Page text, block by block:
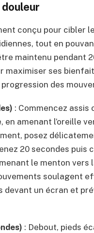
conçu pour cibler
tout en
maintenu pendant
ses
des
: Commencez assis
amenant l’oreille
posez
20 secondes puis
le menton vers
soulagent
devant un écran et
: Debout, pieds